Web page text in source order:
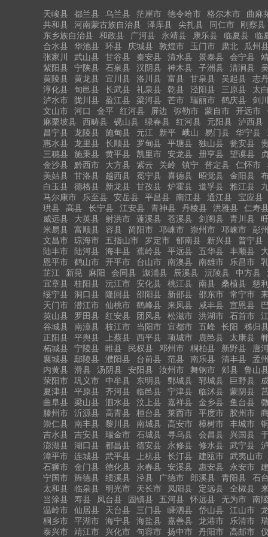
天峻县 都兰县 乌兰县 茫崖市 德令哈市 格尔木市
曲麻
共和县
河南蒙古族自治县 泽库县 尖扎县 同仁市
刚察县
东乡族自治县
和政县 广河县 永靖县 康乐县 临夏县
临
合水县
华池县 环县 庆城县 敦煌市 玉门市 肃北
瓜州
张家川
武山县 甘谷县 秦安县 清水县 景泰县 会宁县
紫阳县
宁陕县 石泉县 汉阴县 神木县 子洲县 清涧县
黄陵县
黄龙县 宜川县 洛川县 富县 甘泉县 吴起县
志
淳化县
旬邑县 长武县 礼泉县 乾县 泾阳县 三原县
太
泸水市
陇川县 盈江县 梁河县 芒市 瑞丽市 鹤庆县
剑
文山市
河口 金平 红河县 屏边 弥勒市 蒙自市 开远市
麻栗坡县
西畴县 砚山县 绿春县 红河县 元阳县
泸西县
昌宁县
龙陵县 施甸县 元江 新平 峨山 易门县 华宁县
惠水县
龙里县 长顺县 罗甸县 平塘县 独山县 瓮安县
三穗县
施秉县 黄平县 凯里市 安龙县 册亨县 望谟县
金沙县
黔西市 大方县 紫云 关岭 镇宁 普定县 仁怀市
美姑县
甘洛县 越西县 冕宁县 喜德县 昭觉县 金阳县
白玉县
德格县 新龙县 甘孜县 炉霍县 道孚县 雅江县
马尔康市
乐至县 安岳县 平昌县 南江县 通江县
宝应县
珙县
高县 长宁县 江安县 青神县 丹棱县 洪雅县
仁寿
威远县
大英县 射洪市 蓬溪县 苍溪县 剑阁县 青川县
米易县
富顺县 容县 简阳市 邛崃市 崇州市 邛崃市
彭
文昌市
琼海市 五指山市 罗定市 郁南县 新兴县
普宁县
陆丰市
陆河县 海丰县 蕉岭县 平远县 五华县 丰顺县
恩平市
鹤山市 开平市 台山市 南澳县 南雄市 乐昌市
芷江
新晃 麻阳 会同县 溆浦县 辰溪县 沅陵县 中方县
宜章县
桂阳县 沅江市 安化县 桃江县 南县 桑植县
慈
绥宁县
洞口县 隆回县 邵阳县 新邵县 邵东市 常宁市
天门市
潜江市 仙桃市 鹤峰县 来凤县 咸丰县 宣恩县
英山县
罗田县 红安县 团风县 松滋市 洪湖市 石首市
谷城县
南漳县 枝江市 当阳市 宜都市 五峰 长阳
秭归
正阳县
平舆县 上蔡县 西平县 项城市 鹿邑县 太康县
柘城县
宁陵县 睢县 民权县 邓州市 桐柏县 新野县
唐
襄城县
鄢陵县 濮阳县 台前县 范县 南乐县 清丰县
孟
内黄县
滑县 汤阴县 安阳县 汝州市 舞钢市 郏县
鲁山
荥阳市
巩义市 中牟县 东明县 鄄城县 郓城县 巨野县
夏津县
平原县 齐河县 临邑县 宁津县 临沭县 蒙阴县
曲阜县
梁山县 泗水县 汶上县 嘉祥县 金乡县 鱼台县
滕州市
沂源县 高青县 桓台县 莱西市 平度市 胶州市
崇仁县
南丰县 黎川县 南城县 高安市 樟树市 丰城市
吉水县
吉安县 瑞金市 石城县 寻乌县 会昌县 兴国县
澎湖县
湖口县 都昌县 德安县 永修县 修水县 武宁县
漳平市
连城县 武平县 上杭县 长汀县 建瓯市
武夷山市
石狮市
金门县 德化县 永春县 安溪县 惠安县 永安市
宁国市
旌德县 绩溪县 泾县 广德市 郎溪县 青阳县
石
太和县
临泉县 明光市 天长市 凤阳县 定远县 全椒县
当涂县
寿县 凤台县 固镇县 五河县 怀远县 无为市
南
温岭市
仙居县 天台县 三门县 嵊泗县 岱山县 江山市
桐乡市
平湖市 海宁县 海盐县 嘉善县 龙港市 乐清市
泰兴市
靖江市 兴化市 句容市 扬中市 丹阳市 高邮市